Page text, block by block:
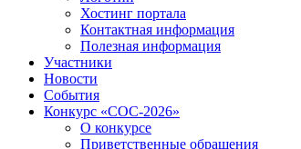
Хостинг портала
Контактная информация
Полезная информация
Участники
Новости
События
Конкурс «СОС-2026»
О конкурсе
Приветственные обращения